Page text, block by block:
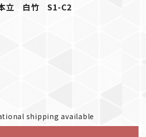
立 白竹 S1-C2
shipping available